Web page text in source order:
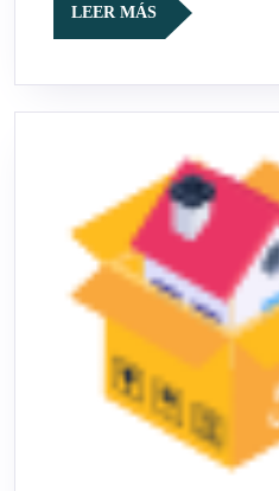
LEER MÁSLEER
MÁS